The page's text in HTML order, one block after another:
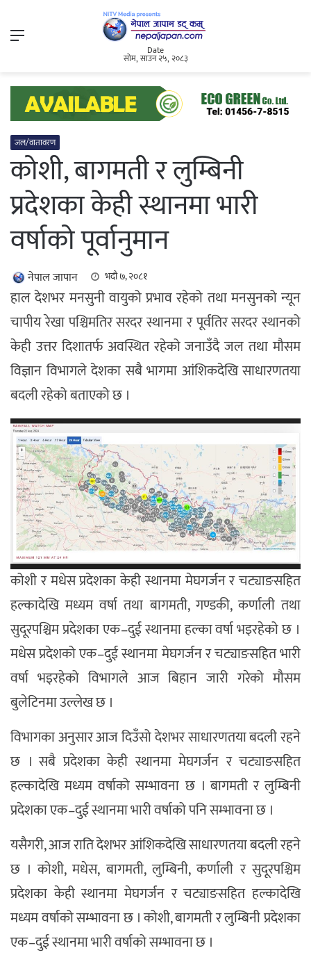
Menu
Date
सोम, साउन २५, २०८३
जल/वातावरण
कोशी, बागमती र लुम्बिनी
प्रदेशका केही स्थानमा भारी
वर्षाको पूर्वानुमान
नेपाल जापान भदौ ७, २०८१
हाल देशभर मनसुनी वायुको प्रभाव रहेको तथा मनसुनको न्यून
चापीय रेखा पश्चिमतिर सरदर स्थानमा र पूर्वतिर सरदर स्थानको
केही उत्तर दिशातर्फ अवस्थित रहेको जनाउँदै जल तथा मौसम
विज्ञान विभागले देशका सबै भागमा आंशिकदेखि साधारणतया
बदली रहेको बताएको छ ।
कोशी र मधेस प्रदेशका केही स्थानमा मेघगर्जन र चट्याङसहित
हल्कादेखि मध्यम वर्षा तथा बागमती, गण्डकी, कर्णाली तथा
सुदूरपश्चिम प्रदेशका एक–दुई स्थानमा हल्का वर्षा भइरहेको छ ।
मधेस प्रदेशको एक–दुई स्थानमा मेघगर्जन र चट्याङसहित भारी
वर्षा भइरहेको विभागले आज बिहान जारी गरेको मौसम
बुलेटिनमा उल्लेख छ ।
विभागका अनुसार आज दिउँसो देशभर साधारणतया बदली रहने
छ । सबै प्रदेशका केही स्थानमा मेघगर्जन र चट्याङसहित
हल्कादेखि मध्यम वर्षाको सम्भावना छ । बागमती र लुम्बिनी
प्रदेशका एक–दुई स्थानमा भारी वर्षाको पनि सम्भावना छ ।
यसैगरी, आज राति देशभर आंशिकदेखि साधारणतया बदली रहने
छ । कोशी, मधेस, बागमती, लुम्बिनी, कर्णाली र सुदूरपश्चिम
प्रदेशका केही स्थानमा मेघगर्जन र चट्याङसहित हल्कादेखि
मध्यम वर्षाको सम्भावना छ । कोशी, बागमती र लुम्बिनी प्रदेशका
एक–दुई स्थानमा भारी वर्षाको सम्भावना छ ।